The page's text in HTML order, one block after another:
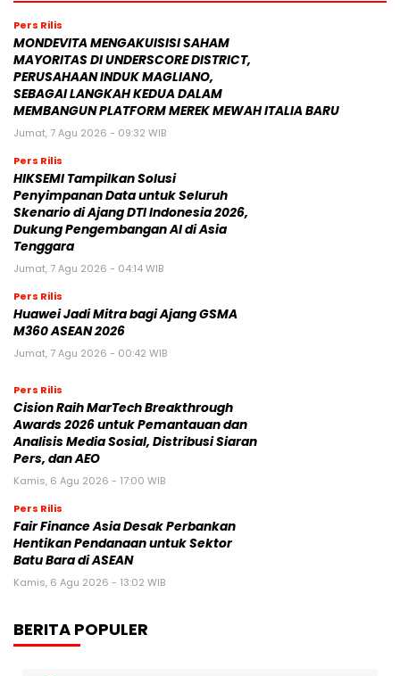
Pers Rilis
MONDEVITA MENGAKUISISI SAHAM
MAYORITAS DI UNDERSCORE DISTRICT,
PERUSAHAAN INDUK MAGLIANO,
SEBAGAI LANGKAH KEDUA DALAM
MEMBANGUN PLATFORM MEREK MEWAH ITALIA BARU
Jumat, 7 Agu 2026 - 09:32 WIB
Pers Rilis
HIKSEMI Tampilkan Solusi
Penyimpanan Data untuk Seluruh
Skenario di Ajang DTI Indonesia 2026,
Dukung Pengembangan AI di Asia
Tenggara
Jumat, 7 Agu 2026 - 04:14 WIB
Pers Rilis
Huawei Jadi Mitra bagi Ajang GSMA
M360 ASEAN 2026
Jumat, 7 Agu 2026 - 00:42 WIB
Pers Rilis
Cision Raih MarTech Breakthrough
Awards 2026 untuk Pemantauan dan
Analisis Media Sosial, Distribusi Siaran
Pers, dan AEO
Kamis, 6 Agu 2026 - 17:00 WIB
Pers Rilis
Fair Finance Asia Desak Perbankan
Hentikan Pendanaan untuk Sektor
Batu Bara di ASEAN
Kamis, 6 Agu 2026 - 13:02 WIB
BERITA POPULER